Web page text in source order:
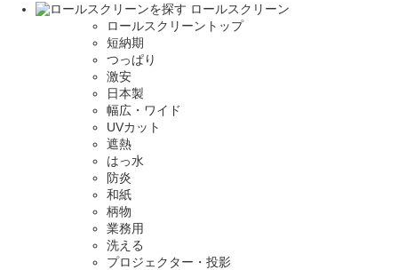
ロールスクリーン
ロールスクリーントップ
短納期
つっぱり
激安
日本製
幅広・ワイド
UVカット
遮熱
はっ水
防炎
和紙
柄物
業務用
洗える
プロジェクター・投影